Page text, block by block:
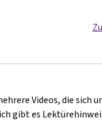
Videos, die sich
gibt es